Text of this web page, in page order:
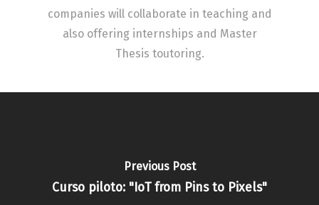
companies will collaborate in teaching and
also offering internships and Master
Thesis toutoring.
Previous Post
Curso piloto: "IoT from Pins to Pixels"